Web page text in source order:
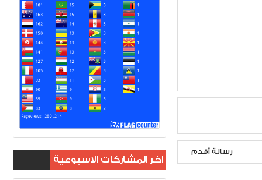
رسالة أقدم
اخر المشاركات الاسبوعية